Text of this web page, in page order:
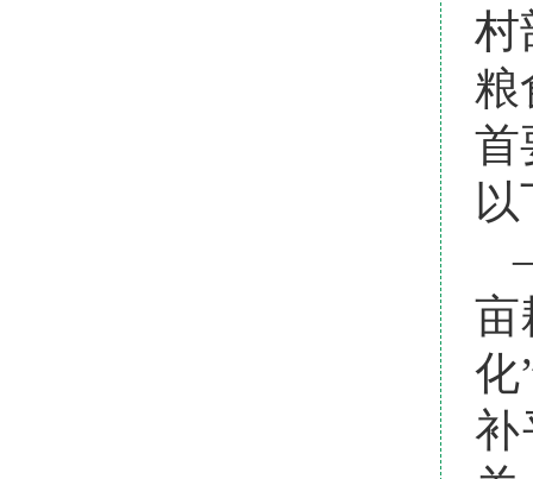
村
粮
首
以
亩
化
补